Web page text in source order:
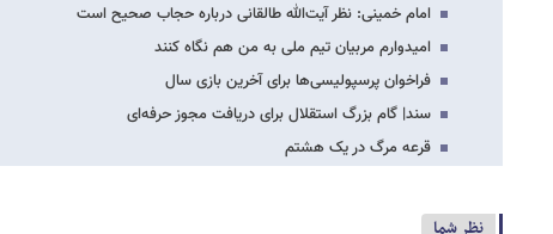
امام خمینی: نظر آیت‌الله طالقانی درباره حجاب صحیح است
امیدوارم مربیان تیم ملی به من هم نگاه کنند
فراخوان پرسپولیسی‌ها برای آخرین بازی سال
سند| گام بزرگ استقلال برای دریافت مجوز حرفه‌ای
قرعه مرگ در یک هشتم